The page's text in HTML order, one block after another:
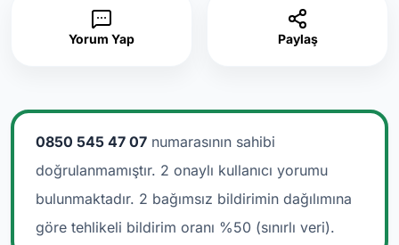
Yorum Yap Paylaş
0850 545 47 07 numarasının sahibi
doğrulanmamıştır. 2 onaylı kullanıcı yorumu
bulunmaktadır. 2 bağımsız bildirimin dağılımına
göre tehlikeli bildirim oranı %50 (sınırlı veri).